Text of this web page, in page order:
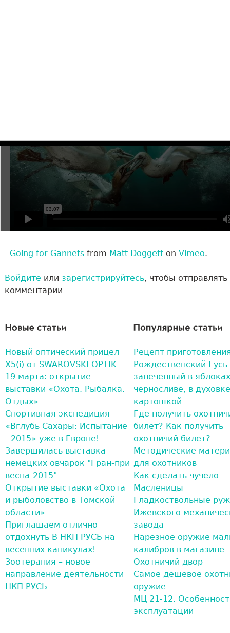
Going for Gannetsfrom Matt Doggetton Vimeo.
Войдите или зарегистрируйтесь, чтобы отправлять
комментарии
Новый оптический прицел
X5(i) от SWAROVSKI OPTIK
19 марта: открытие
выставки «Охота. Рыбалка.
Отдых»
Спортивная экспедиция
«Вглубь Сахары: Испытание
- 2015» уже в Европе!
Завершилась выставка
немецких овчарок "Гран-при
весна-2015"
Открытие выставки «Охота
и рыболовство в Томской
области»
Приглашаем отлично
отдохнуть В НКП РУСЬ на
весенних каникулах!
Зоотерапия – новое
направление деятельности
НКП РУСЬ
Рецепт
Рождественский Гусь
запеченный в
черносливе, в
картошкой
Где получить
билет? Как получить
охотничий билет?
Методические
для охотников
Как сделать чучело
Масленицы
Гладкоствольные
Ижевского
завода
Нарезное оружие
калибров в магазине
Охотничий двор
Самое дешевое
оружие
МЦ 21-12.
эксплуатации